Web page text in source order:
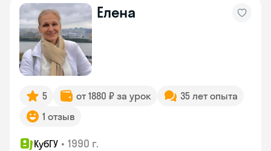
Елена
5 от 1880 ₽ за урок
35 лет опыта
1 отзыв
КубГУ • 1990 г.